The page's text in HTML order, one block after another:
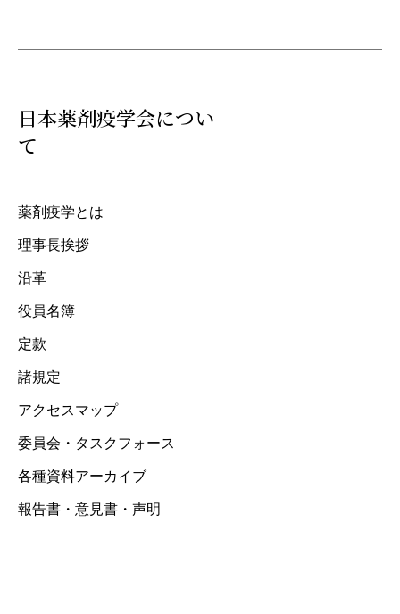
日本薬剤疫学会につい
て
薬剤疫学とは
理事長挨拶
沿革
役員名簿
定款
諸規定
アクセスマップ
委員会・タスクフォース
各種資料アーカイブ
報告書・意見書・声明